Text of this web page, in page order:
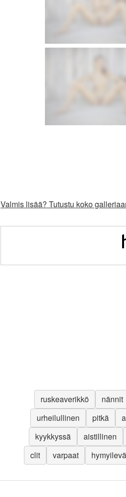
Valmis lisää? Tutustu koko
ruskeaverikkö nännit
urheilullinen
pitkä
kyykkyssä
aistillinen
clit
varpaat hymyilevä